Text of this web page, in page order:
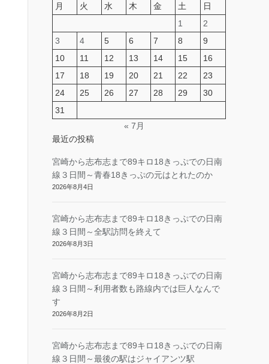
月
火 水 木 金 土
日
1
2
3
4 5 6 7 8
9
10
11 12 13 14 15
16
17
18 19 20 21 22
23
24
25 26 27 28 29
30
31
« 7月
最近の投稿
宮崎から志布志まで89キロ18きっぷでの日南
線３日間～青春18きっぷの元はとれたのか
2026年8月4日
宮崎から志布志まで89キロ18きっぷでの日南
線３日間～全駅訪問を終えて
2026年8月3日
宮崎から志布志まで89キロ18きっぷでの日南
線３日間～利用者数も路線内では巨人なんで
す
2026年8月2日
宮崎から志布志まで89キロ18きっぷでの日南
線３日間～最後の駅はジャイアンツ駅